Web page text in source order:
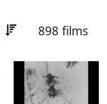
898 films